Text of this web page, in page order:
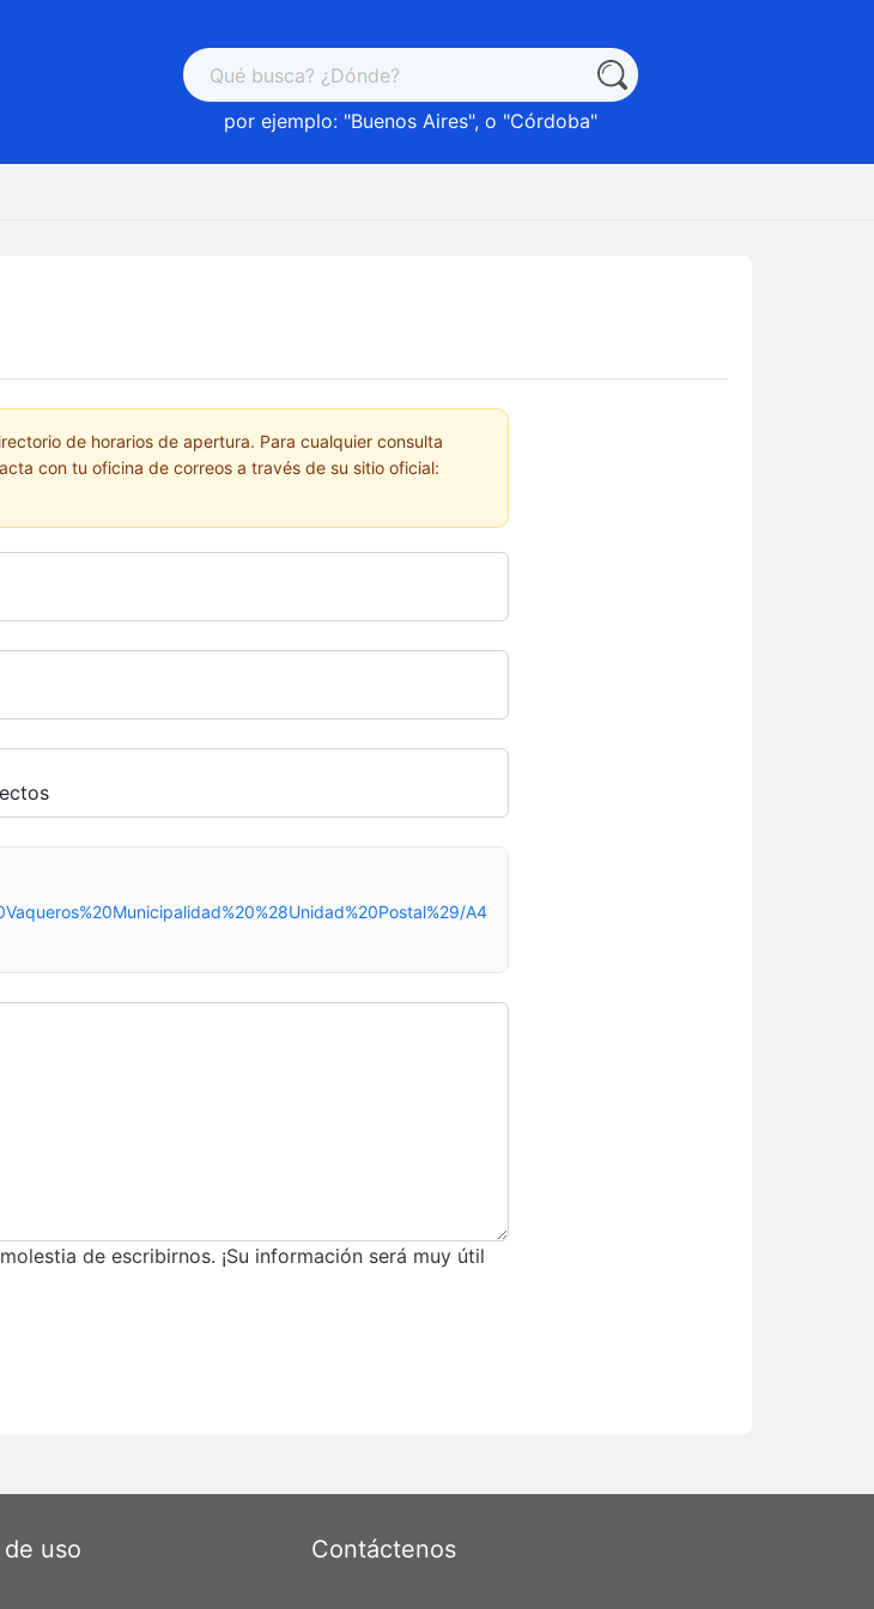
por ejemplo: "Buenos Aires", o "Córdoba"
de horarios de apertura. Para cualquier consulta
con tu oficina de correos a través de su sitio oficial:
A4
de escribirnos. ¡Su información será muy útil
uso
Contáctenos